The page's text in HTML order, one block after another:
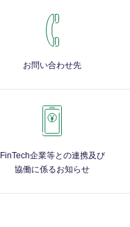
お問い合わせ先
FinTech企業等との連携及び
協働に係るお知らせ